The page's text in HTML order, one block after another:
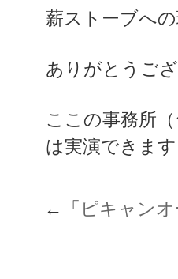
薪ストーブへ
ありがとうご
ここの事務所
は実演できま
←「 ピキャン